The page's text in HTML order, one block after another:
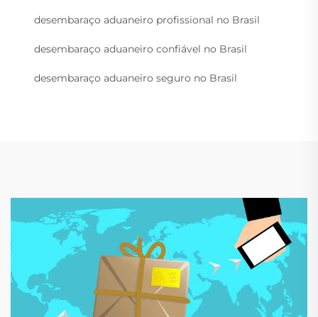
desembaraço aduaneiro profissional no Brasil
desembaraço aduaneiro confiável no Brasil
desembaraço aduaneiro seguro no Brasil